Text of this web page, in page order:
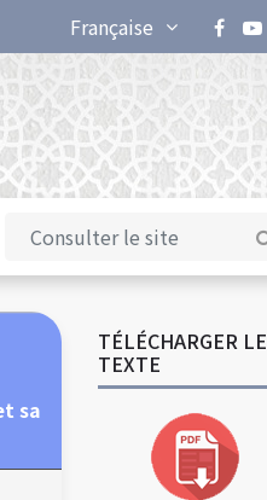
Française
sa
TÉLÉCHARGER LE
TEXTE